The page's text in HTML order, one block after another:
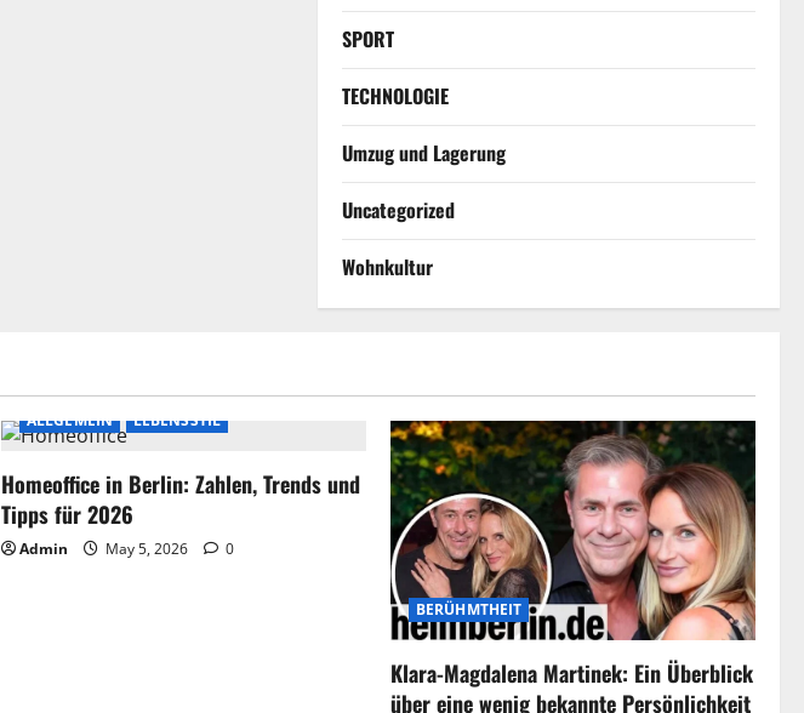
SPORT
TECHNOLOGIE
Umzug und Lagerung
Uncategorized
Wohnkultur
ALLGEMEIN LEBENSSTIL
Homeoffice in Berlin: Zahlen, Trends und
Tipps für 2026
Admin May 5, 2026 0
BERÜHMTHEIT
Klara-Magdalena Martinek: Ein Überblick
über eine wenig bekannte Persönlichkeit